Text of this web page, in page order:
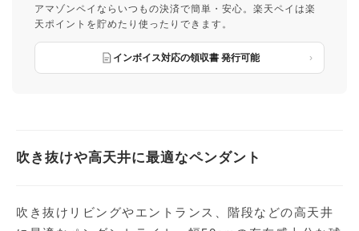
アマゾンペイならいつもの決済で簡単・安心。楽天ペイは楽
天ポイントを貯めたり使ったりできます。
インボイス対応の領収書 発行可能
吹き抜けや高天井に最適なペンダント
吹き抜けリビングやエントランス、階段などの高天井